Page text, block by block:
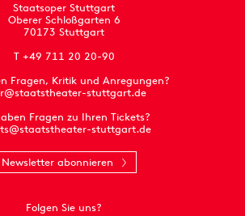
Staatsoper Stuttgart
Oberer Schloßgarten 6
70173 Stuttgart
T +49 711 20 20-90
Fragen, Kritik und Anregungen?
stuttgart.de
Fragen zu Ihren Tickets?
stuttgart.de
Newsletter abonnieren
Folgen Sie uns?